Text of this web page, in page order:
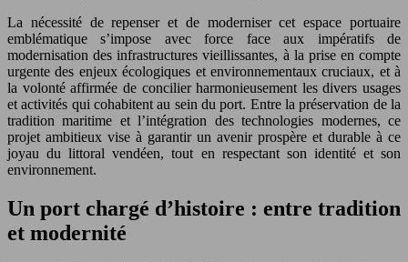
La nécessité de repenser et de moderniser cet espace portuaire
emblématique s’impose avec force face aux impératifs de
modernisation des infrastructures vieillissantes, à la prise en compte
urgente des enjeux écologiques et environnementaux cruciaux, et à
la volonté affirmée de concilier harmonieusement les divers usages
et activités qui cohabitent au sein du port. Entre la préservation de la
tradition maritime et l’intégration des technologies modernes, ce
projet ambitieux vise à garantir un avenir prospère et durable à ce
joyau du littoral vendéen, tout en respectant son identité et son
environnement.
Un port chargé d’histoire : entre tradition
et modernité